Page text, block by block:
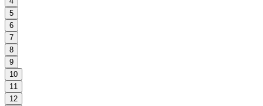
5
6
7
8
9
10
11
12